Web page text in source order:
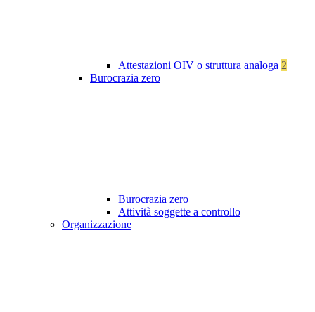
Attestazioni OIV o struttura analoga 2
Burocrazia zero
Burocrazia zero
Attività soggette a controllo
Organizzazione